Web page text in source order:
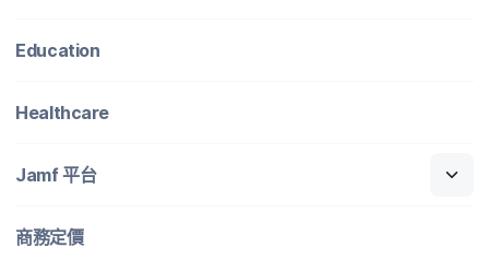
Education
Healthcare
Jamf平​台
商務定​價